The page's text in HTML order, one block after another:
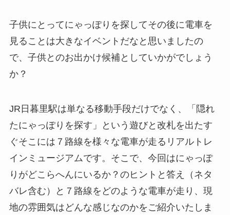
子供にとってにゃっぽりを探してその後に電車を
見ることは大きなイベントだなと思いましたの
で、子供とのお出かけ候補としていかがでしょう
か？
JR日暮里駅は単なる移動手段だけでなく、「隠れ
たにゃっぽりを探す」という遊びと改札を出たす
ぐそこには７路線を様々な電車が走るリアルトレ
インミュージアムです。そこで、今回はにゃっぽ
りがどこらへんにいるか？のヒントと答え（ネタ
バレ含む）と７路線をどのような電車が走り、現
地の雰囲気はどんな感じなのかをご紹介いたしま